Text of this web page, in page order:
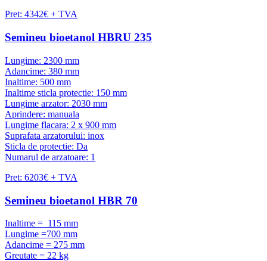
Pret: 4342€ + TVA
Semineu bioetanol HBRU 235
Lungime: 2300 mm
Adancime: 380 mm
Inaltime: 500 mm
Inaltime sticla protectie: 150 mm
Lungime arzator: 2030 mm
Aprindere: manuala
Lungime flacara: 2 x 900 mm
Suprafata arzatorului: inox
Sticla de protectie: Da
Numarul de arzatoare: 1
Pret: 6203€ + TVA
Semineu bioetanol HBR 70
Inaltime = 115 mm
Lungime =700 mm
Adancime = 275 mm
Greutate = 22 kg